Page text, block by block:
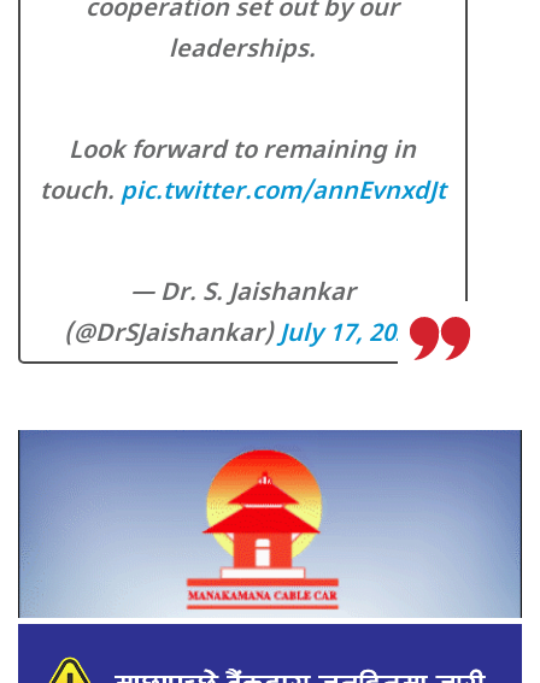
cooperation set out by our
leaderships.
Look forward to remaining in
touch. pic.twitter.com/annEvnxdJt
— Dr. S. Jaishankar
(@DrSJaishankar)July 17, 2023